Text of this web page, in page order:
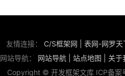
友情连接： C/S框架网 表网-网罗天
网站导航： 网站导航 站点地图 关于
Copyright © 开发框架文库 ICP备案